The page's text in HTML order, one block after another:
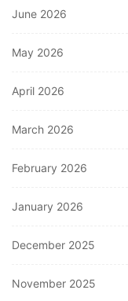
June 2026
May 2026
April 2026
March 2026
February 2026
January 2026
December 2025
November 2025